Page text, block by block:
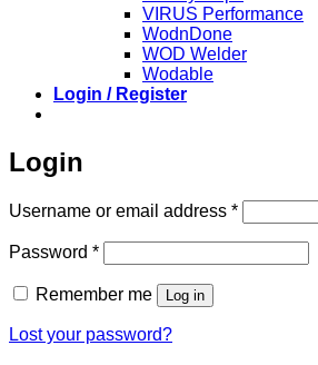
VIRUS Performance
WodnDone
WOD Welder
Wodable
Login / Register
Login
Username or email address *Required
Password *Required
Remember me Log in
Lost your password?